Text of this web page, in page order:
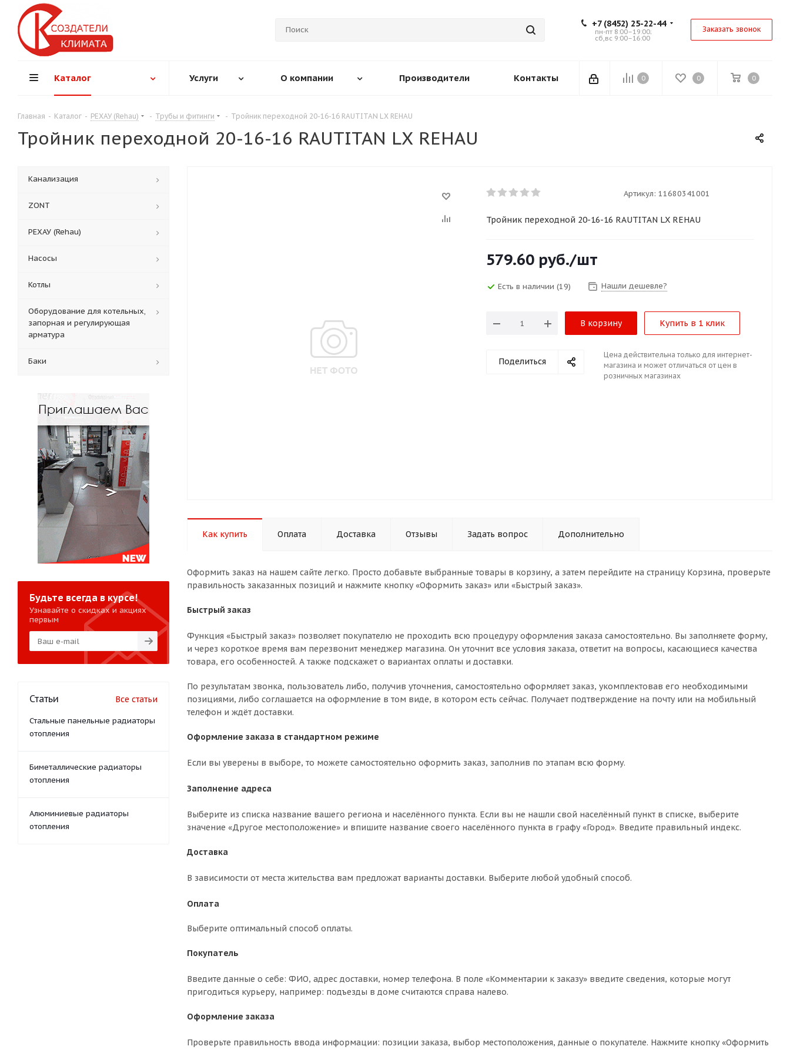
+7 (8452) 25-22-44
пн-пт 8:00–19:00;
сб,вс 9:00–16:00
Заказать звонок
0 0 0
Каталог Услуги О компании Производители Контакты
Главная - Каталог - РЕХАУ (Rehau) - Трубы и фитинги - Тройник переходной 20-16-16 RAUTITAN LХ REHAU
Тройник переходной 20-16-16 RAUTITAN LХ REHAU
Артикул: 11680341001
Тройник переходной 20-16-16 RAUTITAN LХ REHAU
579.60 руб./шт
Есть в наличии (19) Нашли дешевле?
В корзину Купить в 1 клик
Поделиться
Цена действительна только для интернет-
магазина и может отличаться от цен в
розничных магазинах
Как купить Оплата Доставка Отзывы Задать вопрос Дополнительно
Оформить заказ на нашем сайте легко. Просто добавьте выбранные товары в корзину, а затем перейдите на страницу Корзина, проверьте
правильность заказанных позиций и нажмите кнопку «Оформить заказ» или «Быстрый заказ».
Быстрый заказ
Функция «Быстрый заказ» позволяет покупателю не проходить всю процедуру оформления заказа самостоятельно. Вы заполняете форму,
и через короткое время вам перезвонит менеджер магазина. Он уточнит все условия заказа, ответит на вопросы, касающиеся качества
товара, его особенностей. А также подскажет о вариантах оплаты и доставки.
По результатам звонка, пользователь либо, получив уточнения, самостоятельно оформляет заказ, укомплектовав его необходимыми
позициями, либо соглашается на оформление в том виде, в котором есть сейчас. Получает подтверждение на почту или на мобильный
телефон и ждёт доставки.
Оформление заказа в стандартном режиме
Если вы уверены в выборе, то можете самостоятельно оформить заказ, заполнив по этапам всю форму.
Заполнение адреса
Выберите из списка название вашего региона и населённого пункта. Если вы не нашли свой населённый пункт в списке, выберите
значение «Другое местоположение» и впишите название своего населённого пункта в графу «Город». Введите правильный индекс.
Доставка
В зависимости от места жительства вам предложат варианты доставки. Выберите любой удобный способ.
Оплата
Выберите оптимальный способ оплаты.
Покупатель
Введите данные о себе: ФИО, адрес доставки, номер телефона. В поле «Комментарии к заказу» введите сведения, которые могут
пригодиться курьеру, например: подъезды в доме считаются справа налево.
Оформление заказа
Проверьте правильность ввода информации: позиции заказа, выбор местоположения, данные о покупателе. Нажмите кнопку «Оформить
Канализация
ZONT
РЕХАУ (Rehau)
Насосы
Котлы
Оборудование для котельных,
запорная и регулирующая
арматура
Баки
Будьте всегда в курсе!
Узнавайте о скидках и акциях
первым
Статьи Все статьи
Стальные панельные радиаторы
отопления
Биметаллические радиаторы
отопления
Алюминиевые радиаторы
отопления